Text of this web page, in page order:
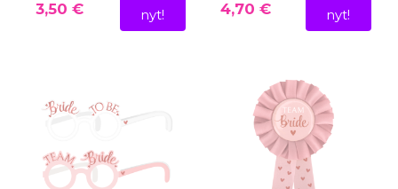
3,50 €
nyt!
4,70 €
nyt!